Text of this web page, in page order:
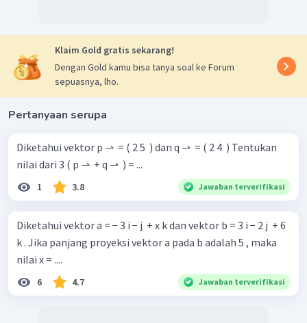
Klaim Gold gratis sekarang!
Dengan Gold kamu bisa tanya soal ke Forum
sepuasnya, lho.
Pertanyaan serupa
Diketahui vektor p ⇀ ​ = ( 2 5 ​ ) dan q ⇀ ​ = ( 2 4 ​ ) Tentukan
nilai dari 3 ( p ⇀ ​ + q ⇀ ​ ) = ...
1 3.8 Jawaban terverifikasi
Diketahui vektor a = − 3 i − j ​ + x k dan vektor b = 3 i − 2 j ​ + 6
k . Jika panjang proyeksi vektor a pada b adalah 5 , maka
nilai x = ....
6 4.7 Jawaban terverifikasi